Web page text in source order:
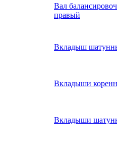
Вал
правый
Вкладыш
Вкладыши
Вкладыши